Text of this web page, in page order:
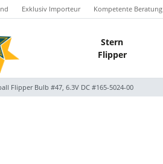
Exklusiv Importeur Kompetente Beratung
Stern
Flipper
Flipper Bulb #47, 6.3V DC #165-5024-00